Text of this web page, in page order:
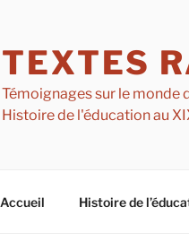
TEXTES
Témoignages sur le monde
Histoire de l'éducation au
Accueil Histoire de